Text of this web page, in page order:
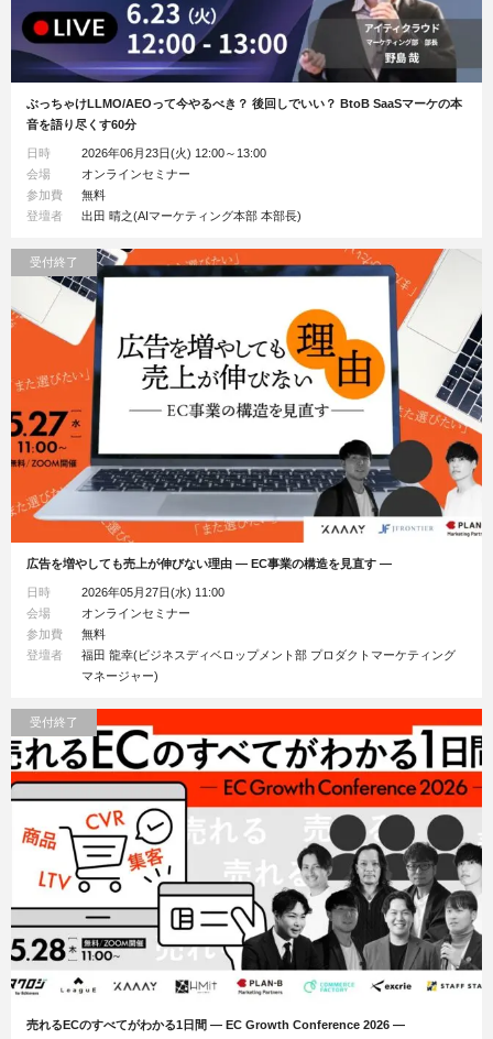
ぶっちゃけLLMO/AEOって今やるべき？ 後回しでいい？ BtoB SaaSマーケの本
音を語り尽くす60分
日時
2026年06月23日(火) 12:00～13:00
会場
オンラインセミナー
参加費
無料
登壇者
出田 晴之(AIマーケティング本部 本部長)
広告を増やしても売上が伸びない理由 ― EC事業の構造を見直す ―
日時
2026年05月27日(水) 11:00
会場
オンラインセミナー
参加費
無料
登壇者
福田 龍幸(ビジネスディベロップメント部 プロダクトマーケティング
マネージャー)
受付終了
売れるECのすべてがわかる1日間 ― EC Growth Conference 2026 ―
受付終了